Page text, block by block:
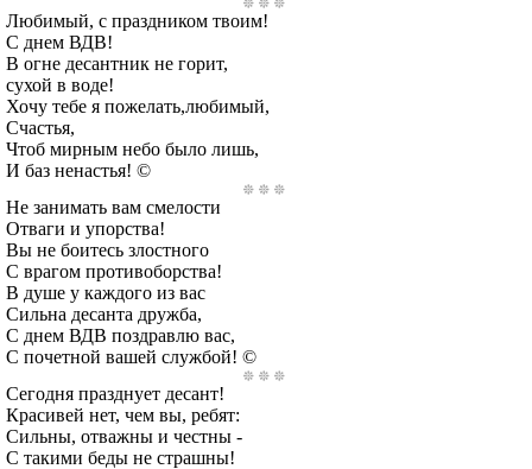
Любимый, с праздником твоим!
С днем ВДВ!
В огне десантник не горит,
сухой в воде!
Хочу тебе я пожелать,любимый,
Счастья,
Чтоб мирным небо было лишь,
И баз ненастья! ©
Не занимать вам смелости
Отваги и упорства!
Вы не боитесь злостного
С врагом противоборства!
В душе у каждого из вас
Сильна десанта дружба,
С днем ВДВ поздравлю вас,
С почетной вашей службой! ©
Сегодня празднует десант!
Красивей нет, чем вы, ребят:
Сильны, отважны и честны -
С такими беды не страшны!